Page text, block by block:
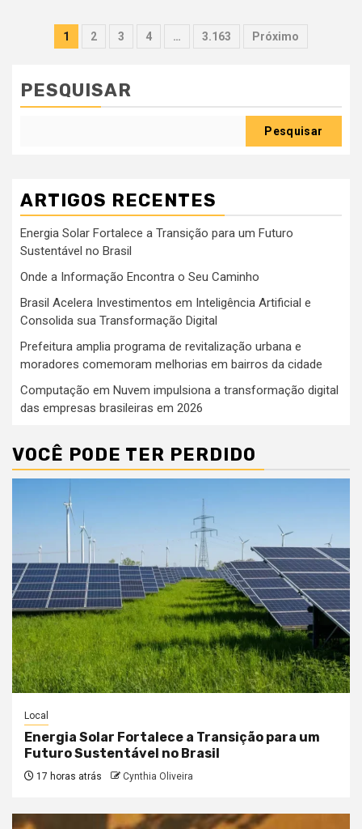
Paginação
conteúdos
1 2 3 4 … 3.163 Próximo
PESQUISAR
Pesquisar
ARTIGOS RECENTES
Energia Solar Fortalece a Transição para um Futuro
Sustentável no Brasil
Onde a Informação Encontra o Seu Caminho
Brasil Acelera Investimentos em Inteligência Artificial e
Consolida sua Transformação Digital
Prefeitura amplia programa de revitalização urbana e
moradores comemoram melhorias em bairros da cidade
Computação em Nuvem impulsiona a transformação digital
das empresas brasileiras em 2026
VOCÊ PODE TER PERDIDO
Local
Energia Solar Fortalece a Transição para um
Futuro Sustentável no Brasil
17 horas atrás Cynthia Oliveira